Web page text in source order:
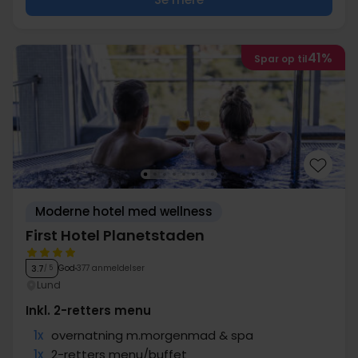
Spar op til41%
Moderne hotel med wellness
First Hotel Planetstaden
3.7/ 5 God 377 anmeldelser
Lund
Inkl. 2-retters menu
1x overnatning m.morgenmad & spa
1x 2-retters menu/buffet